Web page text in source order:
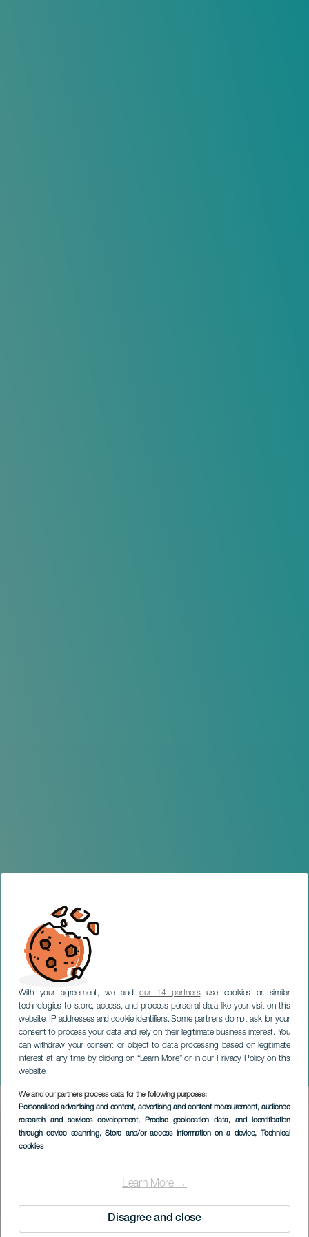
With your agreement, we andour 14 partnersuse cookies or similar
technologies to store, access, and process personal data like your visit on this
website, IP addresses and cookie identifiers. Some partners do not ask for your
consent to process your data and rely on their legitimate business interest. You
can withdraw your consent or object to data processing based on legitimate
interest at any time by clicking on “Learn More” or in our Privacy Policy on this
website.
We and our partners process data for the following purposes:
Personalised advertising and content, advertising and content measurement, audience
research and services development, Precise geolocation data, and identification
through device scanning, Store and/or access information on a device, Technical
cookies
Learn More →
Disagree and close
World Rock Music
GRAN CANARIA
Imagen
Listado